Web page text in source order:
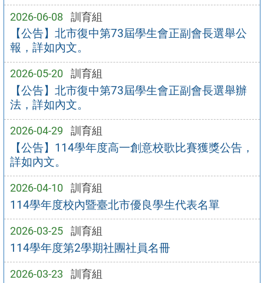
2026-06-08 訓育組
【公告】北市復中第73屆學生會正副會長選舉公
報，詳如內文。
2026-05-20 訓育組
【公告】北市復中第73屆學生會正副會長選舉辦
法，詳如內文。
2026-04-29 訓育組
【公告】114學年度高一創意校歌比賽獲獎公告，
詳如內文。
2026-04-10 訓育組
114學年度校內暨臺北市優良學生代表名單
2026-03-25 訓育組
114學年度第2學期社團社員名冊
2026-03-23 訓育組